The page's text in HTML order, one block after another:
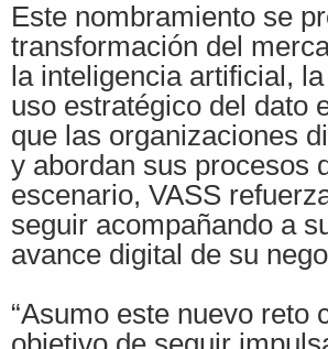
Este nombramiento se
transformación del
la inteligencia artificial,
uso estratégico del dato
que las organizaciones
y abordan sus procesos
escenario, VASS
seguir acompañando a
avance digital de su
“Asumo este nuevo reto